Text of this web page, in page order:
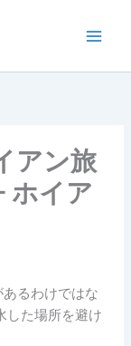
アン旅
ホイア
るわけではな
した場所を避け